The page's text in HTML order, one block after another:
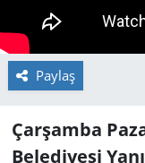
Paylaş
Çarşamba
Belediyesi